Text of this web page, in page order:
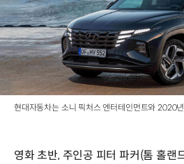
현대자동차는 소니 픽처스 엔터테인먼트와 2020
영화 초반, 주인공 피터 파커(톰 홀랜